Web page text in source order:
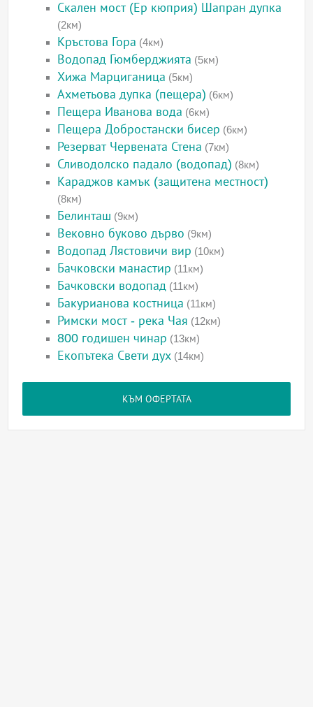
Скален мост (Ер кюприя) Шапран дупка
(2км)
Кръстова Гора (4км)
Водопад Гюмберджията (5км)
Хижа Марциганица (5км)
Ахметьова дупка (пещера) (6км)
Пещера Иванова вода (6км)
Пещера Добростански бисер (6км)
Резерват Червената Стена (7км)
Сливодолско падало (водопад) (8км)
Караджов камък (защитена местност)
(8км)
Белинташ (9км)
Вековно буково дърво (9км)
Водопад Лястовичи вир (10км)
Бачковски манастир (11км)
Бачковски водопад (11км)
Бакурианова костница (11км)
Римски мост - река Чая (12км)
800 годишен чинар (13км)
Екопътека Свети дух (14км)
КЪМ ОФЕРТАТА